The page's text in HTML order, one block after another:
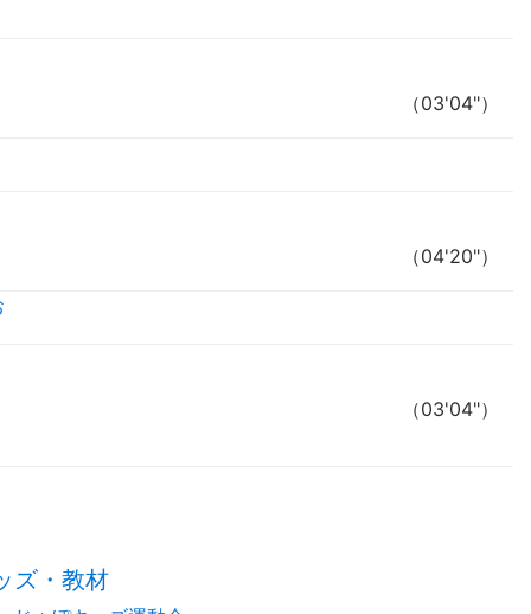
（03'04"）
（04'20"）
（03'04"）
ズ・教材